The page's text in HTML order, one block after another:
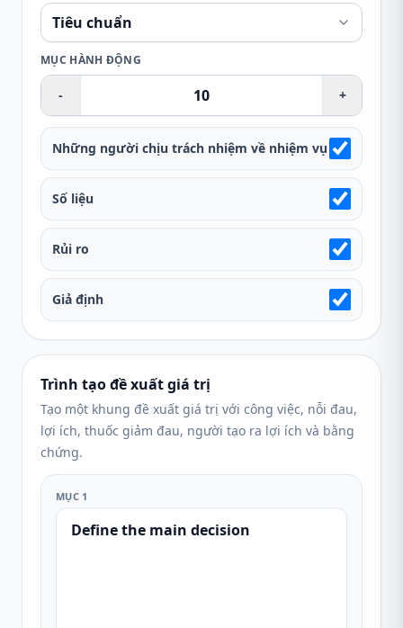
MỤC HÀNH ĐỘNG
- +
Những người chịu trách nhiệm về nhiệm vụ
Số liệu
Rủi ro
Giả định
Trình tạo đề xuất giá trị
Tạo một khung đề xuất giá trị với công việc, nỗi đau,
lợi ích, thuốc giảm đau, người tạo ra lợi ích và bằng
chứng.
MỤC 1